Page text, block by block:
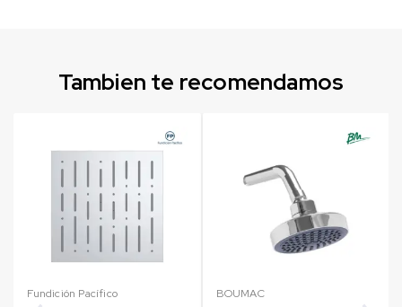
Tambien te recomendamos
Fundición Pacífico
BOUMAC